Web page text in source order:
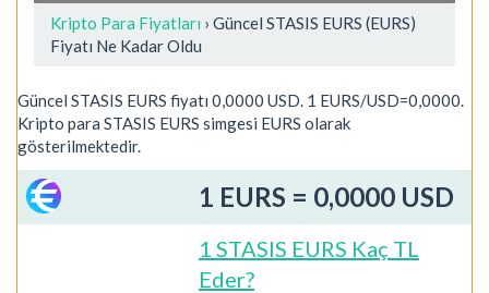
Kripto Para Fiyatları › Güncel STASIS EURS (EURS)
Fiyatı Ne Kadar Oldu
Güncel STASIS EURS fiyatı 0,0000 USD. 1 EURS/USD=0,0000.
Kripto para STASIS EURS simgesi EURS olarak
gösterilmektedir.
1 EURS = 0,0000 USD
1 STASIS EURS Kaç TL
Eder?